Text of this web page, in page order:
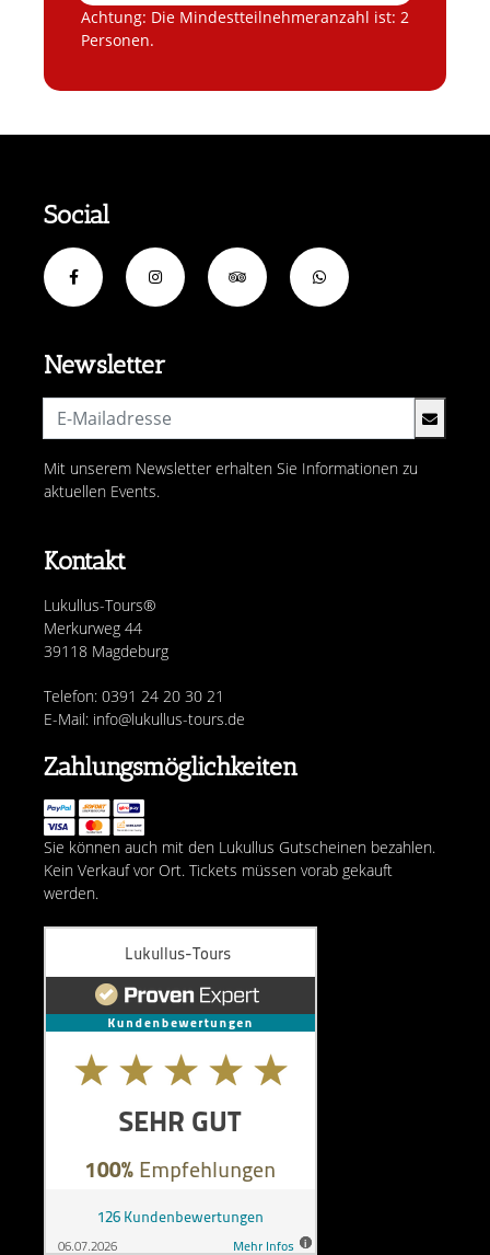
Achtung: Die Mindestteilnehmeranzahl ist: 2
Personen.
Kontakt
Lukullus-Tours®
Merkurweg 44
39118 Magdeburg
Telefon: 0391 24 20 30 21
E-Mail: info@lukullus-tours.de
Newsletter
Mit unserem Newsletter erhalten Sie Informationen zu
aktuellen Events.
Social
Zahlungsmöglichkeiten
Sie können auch mit den Lukullus Gutscheinen bezahlen.
Kein Verkauf vor Ort. Tickets müssen vorab gekauft
werden.